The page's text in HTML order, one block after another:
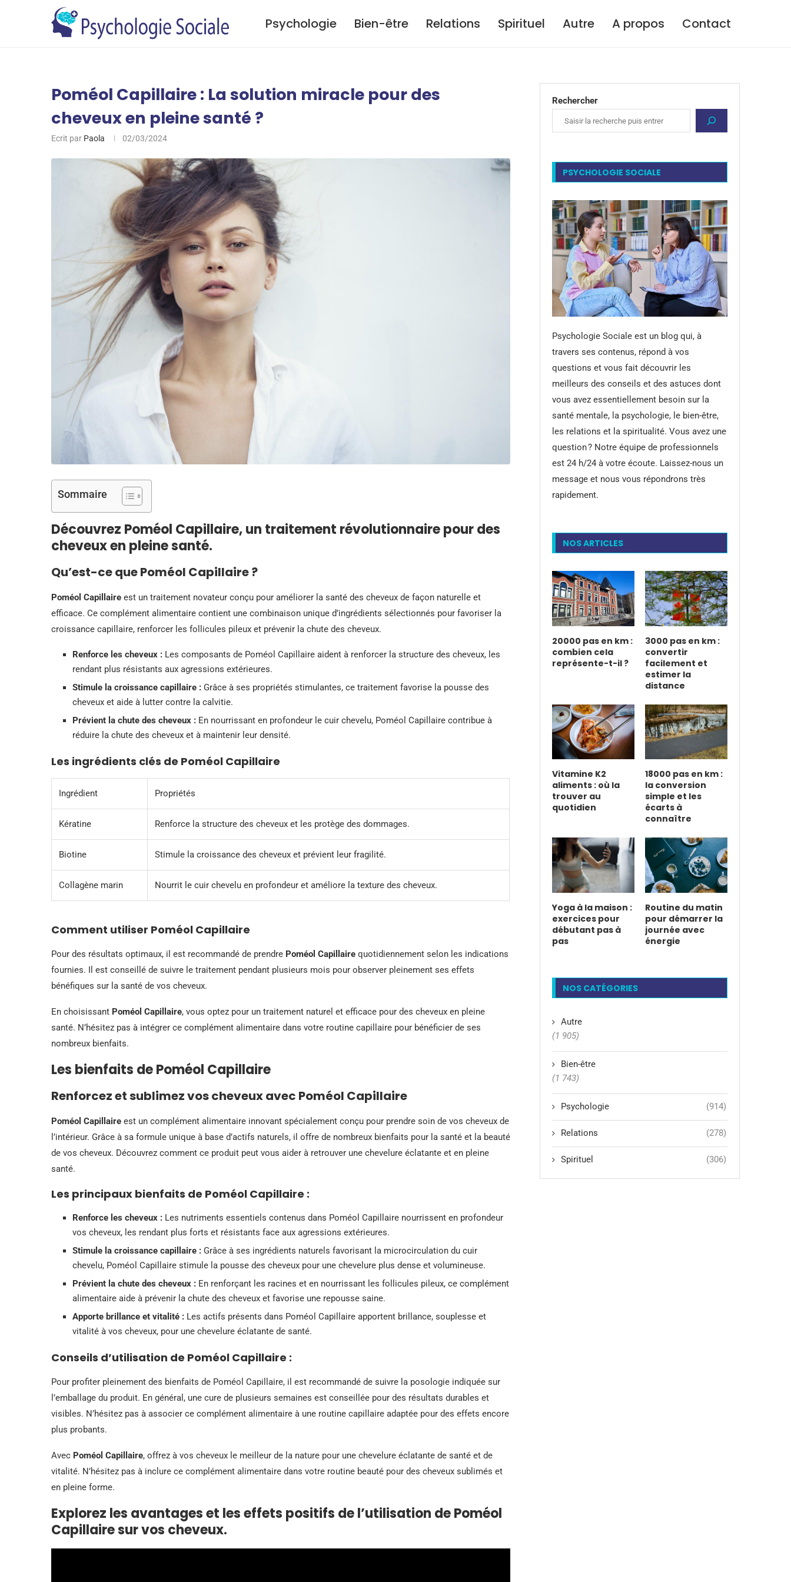
Psychologie Bien-être Relations Spirituel Autre A propos Contact
Poméol Capillaire : La solution miracle pour des
cheveux en pleine santé ?
Ecrit par Paola 02/03/2024
Sommaire
Découvrez Poméol Capillaire, un traitement révolutionnaire pour des
cheveux en pleine santé.
Qu’est-ce que Poméol Capillaire ?
Poméol Capillaire est un traitement novateur conçu pour améliorer la santé des cheveux de façon naturelle et
efficace. Ce complément alimentaire contient une combinaison unique d’ingrédients sélectionnés pour favoriser la
croissance capillaire, renforcer les follicules pileux et prévenir la chute des cheveux.
Renforce les cheveux : Les composants de Poméol Capillaire aident à renforcer la structure des cheveux, les
rendant plus résistants aux agressions extérieures.
Stimule la croissance capillaire : Grâce à ses propriétés stimulantes, ce traitement favorise la pousse des
cheveux et aide à lutter contre la calvitie.
Prévient la chute des cheveux : En nourrissant en profondeur le cuir chevelu, Poméol Capillaire contribue à
réduire la chute des cheveux et à maintenir leur densité.
Les ingrédients clés de Poméol Capillaire
Ingrédient Propriétés
Kératine Renforce la structure des cheveux et les protège des dommages.
Biotine Stimule la croissance des cheveux et prévient leur fragilité.
Collagène marin Nourrit le cuir chevelu en profondeur et améliore la texture des cheveux.
Comment utiliser Poméol Capillaire
Pour des résultats optimaux, il est recommandé de prendre Poméol Capillaire quotidiennement selon les indications
fournies. Il est conseillé de suivre le traitement pendant plusieurs mois pour observer pleinement ses effets
bénéfiques sur la santé de vos cheveux.
En choisissant Poméol Capillaire, vous optez pour un traitement naturel et efficace pour des cheveux en pleine
santé. N’hésitez pas à intégrer ce complément alimentaire dans votre routine capillaire pour bénéficier de ses
nombreux bienfaits.
Les bienfaits de Poméol Capillaire
Renforcez et sublimez vos cheveux avec Poméol Capillaire
Poméol Capillaire est un complément alimentaire innovant spécialement conçu pour prendre soin de vos cheveux de
l’intérieur. Grâce à sa formule unique à base d’actifs naturels, il offre de nombreux bienfaits pour la santé et la beauté
de vos cheveux. Découvrez comment ce produit peut vous aider à retrouver une chevelure éclatante et en pleine
santé.
Les principaux bienfaits de Poméol Capillaire :
Renforce les cheveux : Les nutriments essentiels contenus dans Poméol Capillaire nourrissent en profondeur
vos cheveux, les rendant plus forts et résistants face aux agressions extérieures.
Stimule la croissance capillaire : Grâce à ses ingrédients naturels favorisant la microcirculation du cuir
chevelu, Poméol Capillaire stimule la pousse des cheveux pour une chevelure plus dense et volumineuse.
Prévient la chute des cheveux : En renforçant les racines et en nourrissant les follicules pileux, ce complément
alimentaire aide à prévenir la chute des cheveux et favorise une repousse saine.
Apporte brillance et vitalité : Les actifs présents dans Poméol Capillaire apportent brillance, souplesse et
vitalité à vos cheveux, pour une chevelure éclatante de santé.
Conseils d’utilisation de Poméol Capillaire :
Pour profiter pleinement des bienfaits de Poméol Capillaire, il est recommandé de suivre la posologie indiquée sur
l’emballage du produit. En général, une cure de plusieurs semaines est conseillée pour des résultats durables et
visibles. N’hésitez pas à associer ce complément alimentaire à une routine capillaire adaptée pour des effets encore
plus probants.
Avec Poméol Capillaire, offrez à vos cheveux le meilleur de la nature pour une chevelure éclatante de santé et de
vitalité. N’hésitez pas à inclure ce complément alimentaire dans votre routine beauté pour des cheveux sublimés et
en pleine forme.
Explorez les avantages et les effets positifs de l’utilisation de Poméol
Capillaire sur vos cheveux.
Rechercher
PSYCHOLOGIE SOCIALE
Psychologie Sociale est un blog qui, à
travers ses contenus, répond à vos
questions et vous fait découvrir les
meilleurs des conseils et des astuces dont
vous avez essentiellement besoin sur la
santé mentale, la psychologie, le bien-être,
les relations et la spiritualité. Vous avez une
question ? Notre équipe de professionnels
est 24 h/24 à votre écoute. Laissez-nous un
message et nous vous répondrons très
rapidement.
NOS ARTICLES
20000 pas en km :
combien cela
représente-t-il ?
3000 pas en km :
convertir
facilement et
estimer la
distance
Vitamine K2
aliments : où la
trouver au
quotidien
18000 pas en km :
la conversion
simple et les
écarts à
connaître
Yoga à la maison :
exercices pour
débutant pas à
pas
Routine du matin
pour démarrer la
journée avec
énergie
NOS CATÉGORIES
Autre
(1 905)
Bien-être
(1 743)
Psychologie (914)
Relations (278)
Spirituel (306)